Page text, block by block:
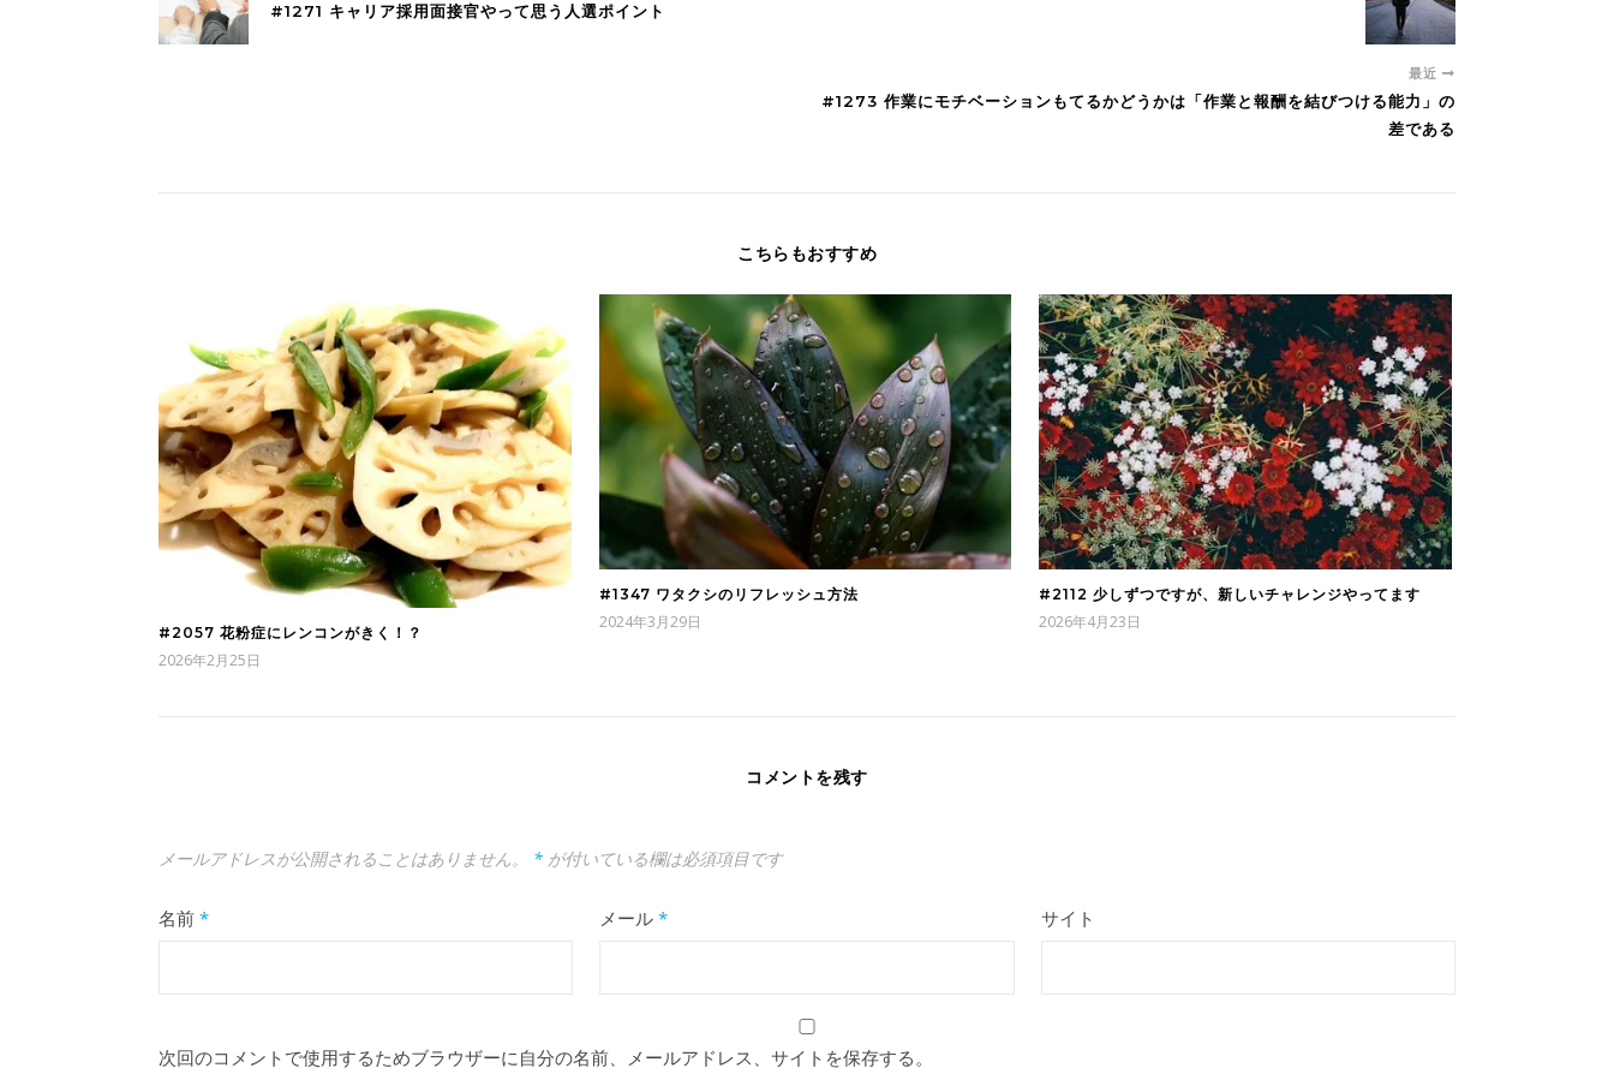
#1271 キャリア採用面接官やって思う人選ポイント
最近
#1273 作業にモチベーションもてるかどうかは「作業と報酬を結びつける能力」の
差である
こちらもおすすめ
#2057 花粉症にレンコンがきく！？
2026年2月25日
#1347 ワタクシのリフレッシュ方法
2024年3月29日
#2112 少しずつですが、新しいチャレンジやってます
2026年4月23日
コメントを残す
メールアドレスが公開されることはありません。 * が付いている欄は必須項目です
名前 * メール* サイト
次回のコメントで使用するためブラウザーに自分の名前、メールアドレス、サイトを保存する。